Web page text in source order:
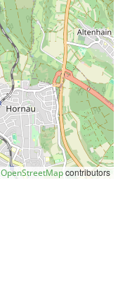
OpenStreetMapcontributors